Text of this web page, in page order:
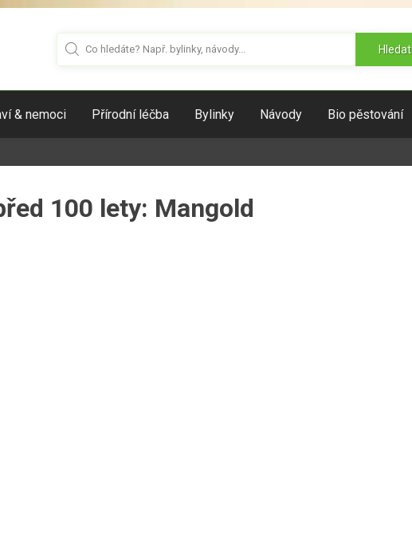
Hledat
& nemoci Přírodní léčba Bylinky Návody Bio pěstování
100 lety: Mangold